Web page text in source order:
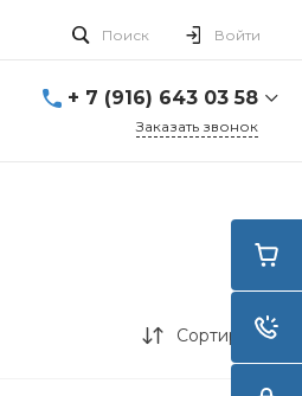
Поиск Войти
+ 7 (916) 643 03 58
Живописная, 21, стр.1
Заказать звонок
Сортировка